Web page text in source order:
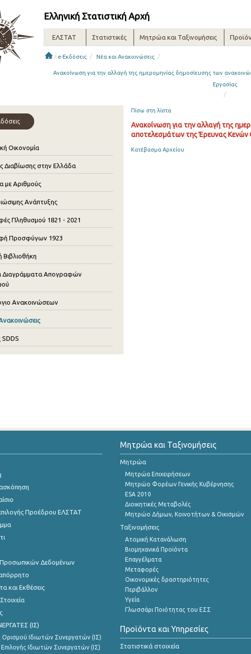
Ελληνική Στατιστική Αρχή
ΕΛΣΤΑΤ Στατιστικές Μητρώα και Ταξινομήσεις
/ e-Εκδόσεις / Νέα και Ανακοινώσεις /
Aνακοίνωση για την αλλαγή της ημερομηνίας δημοσίευσης των
Εργασίας
/
Οικονομία
Διαβίωσης στην Ελλάδα
με Αριθμούς
Ανάπτυξης
Πληθυσμού 1821 - 2021
Προσφύγων 1923
Διαγράμματα Απογραφών
Ανακοινώσεων
SDDS
Πίσω στη λίστα
Aνακοίνωση για την αλλαγή της
αποτελεσμάτων της Έρευνας Κενών
Κατέβασμα Αρχείου
Προέδρου ΕΛΣΤΑΤ
Δεδομένων
και Εκθέσεις
(ΙΣ)
Ορισμού Ιδιωτών Συνεργατών (ΙΣ)
Επιλογής Ιδιωτών Συνεργατών (ΙΣ)
Μητρώα και Ταξινομήσεις
Μητρώα
Μητρώα Επιχειρήσεων
Μητρώο Φορέων Γενικής Κυβέρνησης
ESA 2010
Διοικητικές Μεταβολές
Μητρώο Δήμων, Κοινοτήτων & Οικισμών
Ταξινομήσεις
Ατομική Κατανάλωση
Βιομηχανικά Προϊόντα
Επαγγέλματα
Μεταφορές
Οικονομικές δραστηριότητες
Περιβάλλον
Υγεία
Γλωσσάρι Ποιότητας του ΕΣΣ
Προϊόντα και Υπηρεσίες
Στατιστικά στοιχεία